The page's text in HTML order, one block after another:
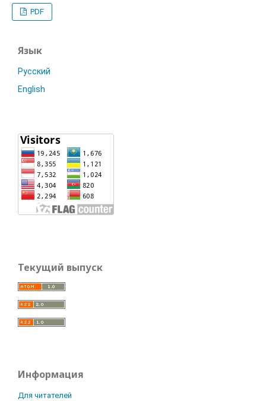
PDF
Язык
Русский
English
Текущий выпуск
Информация
Для читателей